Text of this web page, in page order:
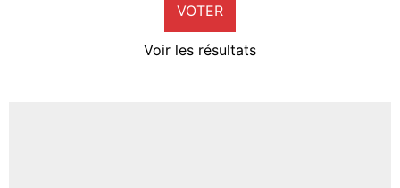
VOTER
Voir les résultats